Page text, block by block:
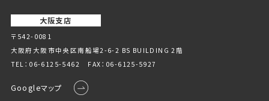
大阪支店
〒542-0081
大阪府大阪市中央区南船場2-6-2 BS BUILDING 2階
TEL： 06-6125-5462 FAX：06-6125-5927
Googleマップ